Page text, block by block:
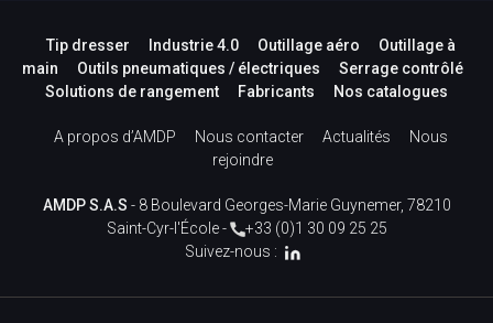
Tip dresser Industrie 4.0 Outillage aéro
Outillage à
main
Outils pneumatiques / électriques
Serrage contrôlé
Solutions de rangement
Fabricants Nos catalogues
A propos d’AMDP Nous contacter Actualités
Nous
rejoindre
AMDP S.A.S - 8 Boulevard Georges-Marie Guynemer, 78210
Saint-Cyr-l'École -
+33 (0)1 30 09 25 25
Suivez-nous :